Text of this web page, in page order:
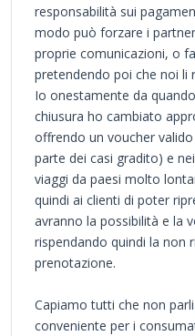
responsabilità sui
modo può forzare i
proprie comunicazioni, o
pretendendo poi che noi li
Io onestamente da
chiusura ho cambiato
offrendo un voucher
parte dei casi gradito) e
viaggi da paesi molto
quindi ai clienti di poter
avranno la possibilità e la
rispendando quindi la non
prenotazione.
Capiamo tutti che non
conveniente per i